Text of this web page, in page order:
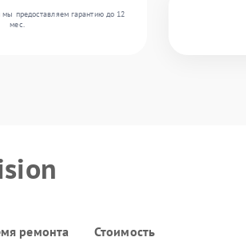
предоставляем гарантию до 12
мес.
ремонта Стоимость